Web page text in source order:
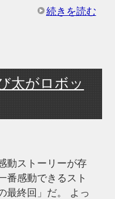
続きを読む
太がロボッ
動ストーリーが存
番感動できるスト
最終回」だ。 よっ